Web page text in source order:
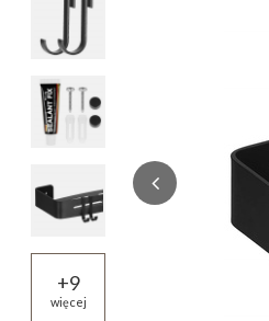
+9
więcej